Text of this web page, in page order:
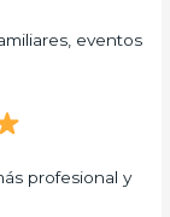
eventos
profesional y